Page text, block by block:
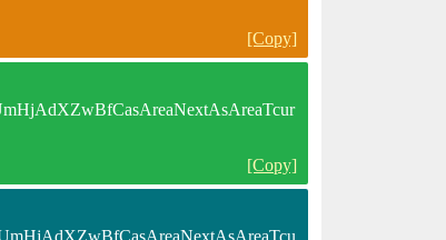
[Copy]
[Copy]